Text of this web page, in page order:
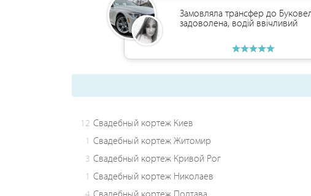
Замовляла трансфер до
задоволена, водій ввічливий
12 Свадебный кортеж Киев
1 Свадебный кортеж Житомир
3 Свадебный кортеж Кривой Рог
1 Свадебный кортеж Николаев
4 Свадебный кортеж Полтава